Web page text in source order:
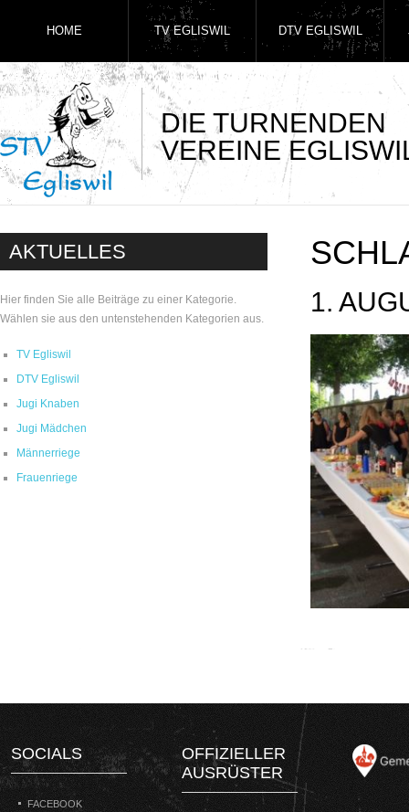
DIE TURNENDEN
VEREINE
HOME TV EGLISWIL DTV EGLISWIL
AKTUELLES
Hier finden Sie alle Beiträge zu einer Kategorie.
Wählen sie aus den untenstehenden Kategorien aus.
TV Egliswil
DTV Egliswil
Jugi Knaben
Jugi Mädchen
Männerriege
Frauenriege
1.
SOCIALS
FACEBOOK
OFFIZIELLER
AUSRÜSTER